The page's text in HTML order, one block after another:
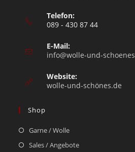
Telefon:
089 - 430 87 44
E-Mail:
info@wolle-und-
Website:
wolle-und-schönes.de
Shop
Garne / Wolle
Sales / Angebote